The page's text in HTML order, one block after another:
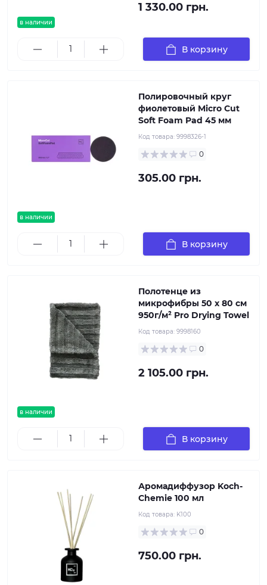
в наличии
1 330.00 грн.
В корзину
в наличии
Полировочный круг
фиолетовый Micro Cut
Soft Foam Pad 45 мм
Код товара: 9998326-1
0
305.00 грн.
В корзину
в наличии
Полотенце из
микрофибры 50 x 80 см
950г/м² Pro Drying Towel
Код товара: 9998160
0
2 105.00 грн.
В корзину
Аромадиффузор Koch-
Chemie 100 мл
Код товара: K100
0
750.00 грн.